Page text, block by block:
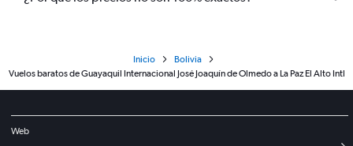
Inicio
Bolivia
Vuelos baratos de Guayaquil Internacional José Joaquín de Olmedo a La Paz El Alto Intl
Web